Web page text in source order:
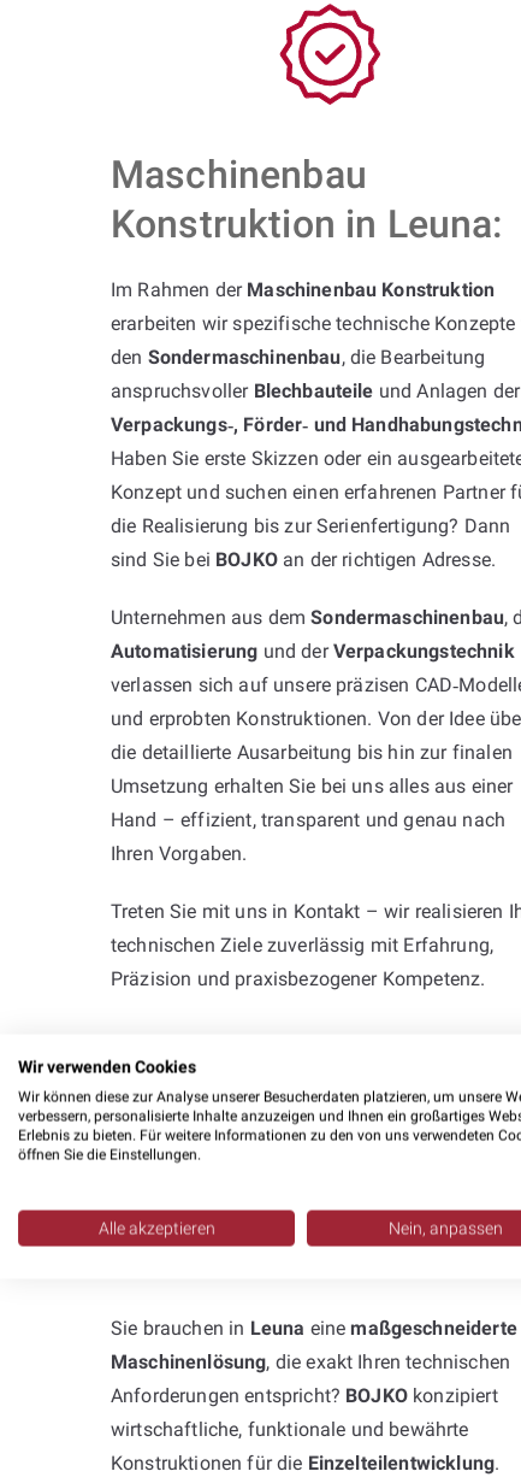
Maschinenbau
Konstruktion in Leuna:
Im Rahmen der Maschinenbau Konstruktion
erarbeiten wir spezifische technische Konzepte
den Sondermaschinenbau, die Bearbeitung
anspruchsvoller Blechbauteile und Anlagen der
Verpackungs‑, Förder‑ und
Haben Sie erste Skizzen oder ein
Konzept und suchen einen erfahrenen Partner
die Realisierung bis zur Serienfertigung? Dann
sind Sie bei BOJKOan der richtigen Adresse.
Unternehmen aus demSondermaschinenbau,
Automatisierung und derVerpackungstechnik
verlassen sich auf unsere präzisen
und erprobten Konstruktionen. Von der Idee
die detaillierte Ausarbeitung bis hin zur finalen
Umsetzung erhalten Sie bei uns alles aus einer
Hand – effizient, transparent und genau nach
Ihren Vorgaben.
Treten Sie mit uns in Kontakt – wir realisieren
technischen Ziele zuverlässig mit Erfahrung,
Präzision und praxisbezogener Kompetenz.
Professionelle
Neukonstruktion:
Sie brauchen in Leuna einemaßgeschneiderte
Maschinenlösung, die exakt Ihren technischen
Anforderungen entspricht? BOJKOkonzipiert
wirtschaftliche, funktionale und bewährte
Konstruktionen für die Einzelteilentwicklung.
Wir verwenden Cookies
Wir können diese zur Analyse unserer Besucherdaten platzieren, um unsere
verbessern, personalisierte Inhalte anzuzeigen und Ihnen ein großartiges
Erlebnis zu bieten. Für weitere Informationen zu den von uns verwendeten
öffnen Sie die Einstellungen.
Alle akzeptieren Nein, anpassen